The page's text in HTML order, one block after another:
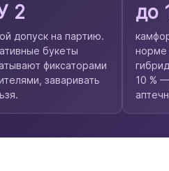
2
допуск на партию.
букеты
фиксаторами
заваривать
до
норме
10 %